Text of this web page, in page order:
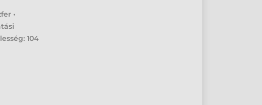
•
104